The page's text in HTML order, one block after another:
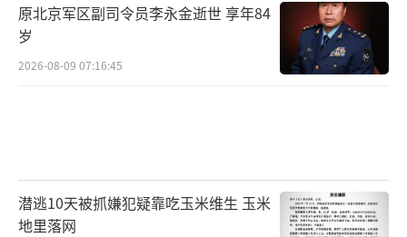
原北京军区副司令员李永金逝世 享年84
岁
2026-08-09 07:16:45
潜逃10天被抓嫌犯疑靠吃玉米维生 玉米
地里落网